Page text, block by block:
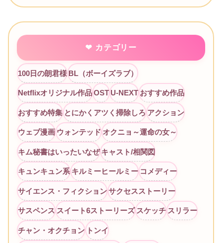
カテゴリー
100日の朗君様 BL（ボーイズラブ）
Netflixオリジナル作品 OST U-NEXT おすすめ作品
おすすめ特集 とにかくアツく掃除しろ アクション
ウェブ漫画 ウォンテッド オクニョ～運命の女～
キム秘書はいったいなぜ キャスト/相関図
キュンキュン系 キルミーヒールミー コメディー
サイエンス・フィクション サクセスストーリー
サスペンス スイート6ストーリーズ スケッチ スリラー
チャン・オクチョン トンイ